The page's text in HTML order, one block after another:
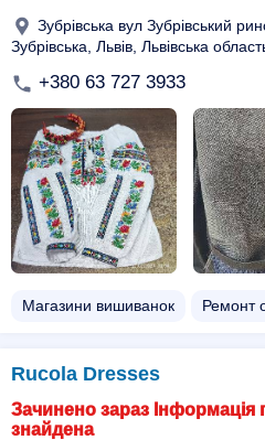
Зубрівська вул Зубрівський
Зубрівська, Львів, Львівська
+380 63 727 3933
Магазини вишиванок Ремонт
Rucola Dresses
Зачинено зараз Інформація
знайдена